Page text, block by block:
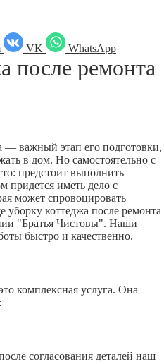
VK WhatsApp
после ремонта
— важный этап его подготовки,
в дом. Но самостоятельно с
предстоит выполнить
придется иметь дело с
может спровоцировать
коттеджа после ремонта
"Братья Чистовы". Наши
быстро и качественно.
комплексная услуга. Она
согласования деталей наш